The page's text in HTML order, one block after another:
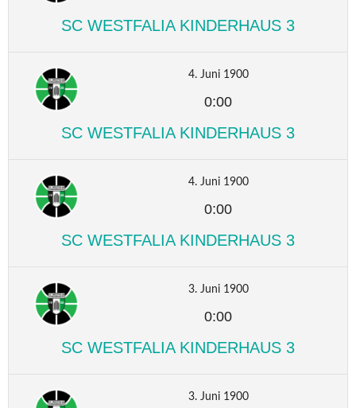
SC WESTFALIA KINDERHAUS 3
4. Juni 1900
0:00
SC WESTFALIA KINDERHAUS 3
4. Juni 1900
0:00
SC WESTFALIA KINDERHAUS 3
3. Juni 1900
0:00
SC WESTFALIA KINDERHAUS 3
3. Juni 1900